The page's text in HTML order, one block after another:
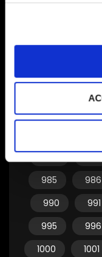
955
956
970
971
985
986
990
991
995
996
1000
1001